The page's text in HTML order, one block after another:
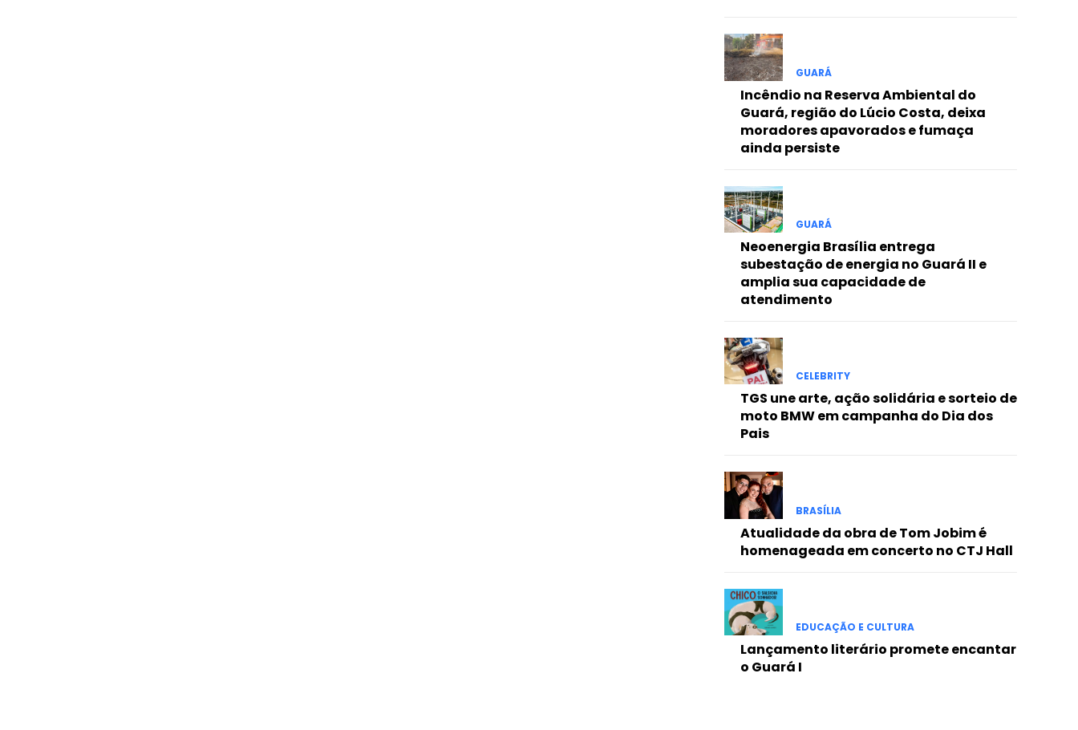
GUARÁ
Incêndio na Reserva Ambiental do
Guará, região do Lúcio Costa, deixa
moradores apavorados e fumaça
ainda persiste
GUARÁ
Neoenergia Brasília entrega
subestação de energia no Guará II e
amplia sua capacidade de
atendimento
CELEBRITY
TGS une arte, ação solidária e sorteio de
moto BMW em campanha do Dia dos
Pais
BRASÍLIA
Atualidade da obra de Tom Jobim é
homenageada em concerto no CTJ Hall
EDUCAÇÃO E CULTURA
Lançamento literário promete encantar
o Guará I